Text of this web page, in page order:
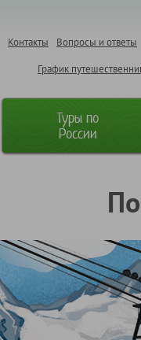
Вопросы и ответы
Контакты
График
Туры по
России